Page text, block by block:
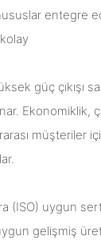
entegre
güç çıkışı
Ekonomiklik,
müşteriler
(ISO) uygun
gelişmiş